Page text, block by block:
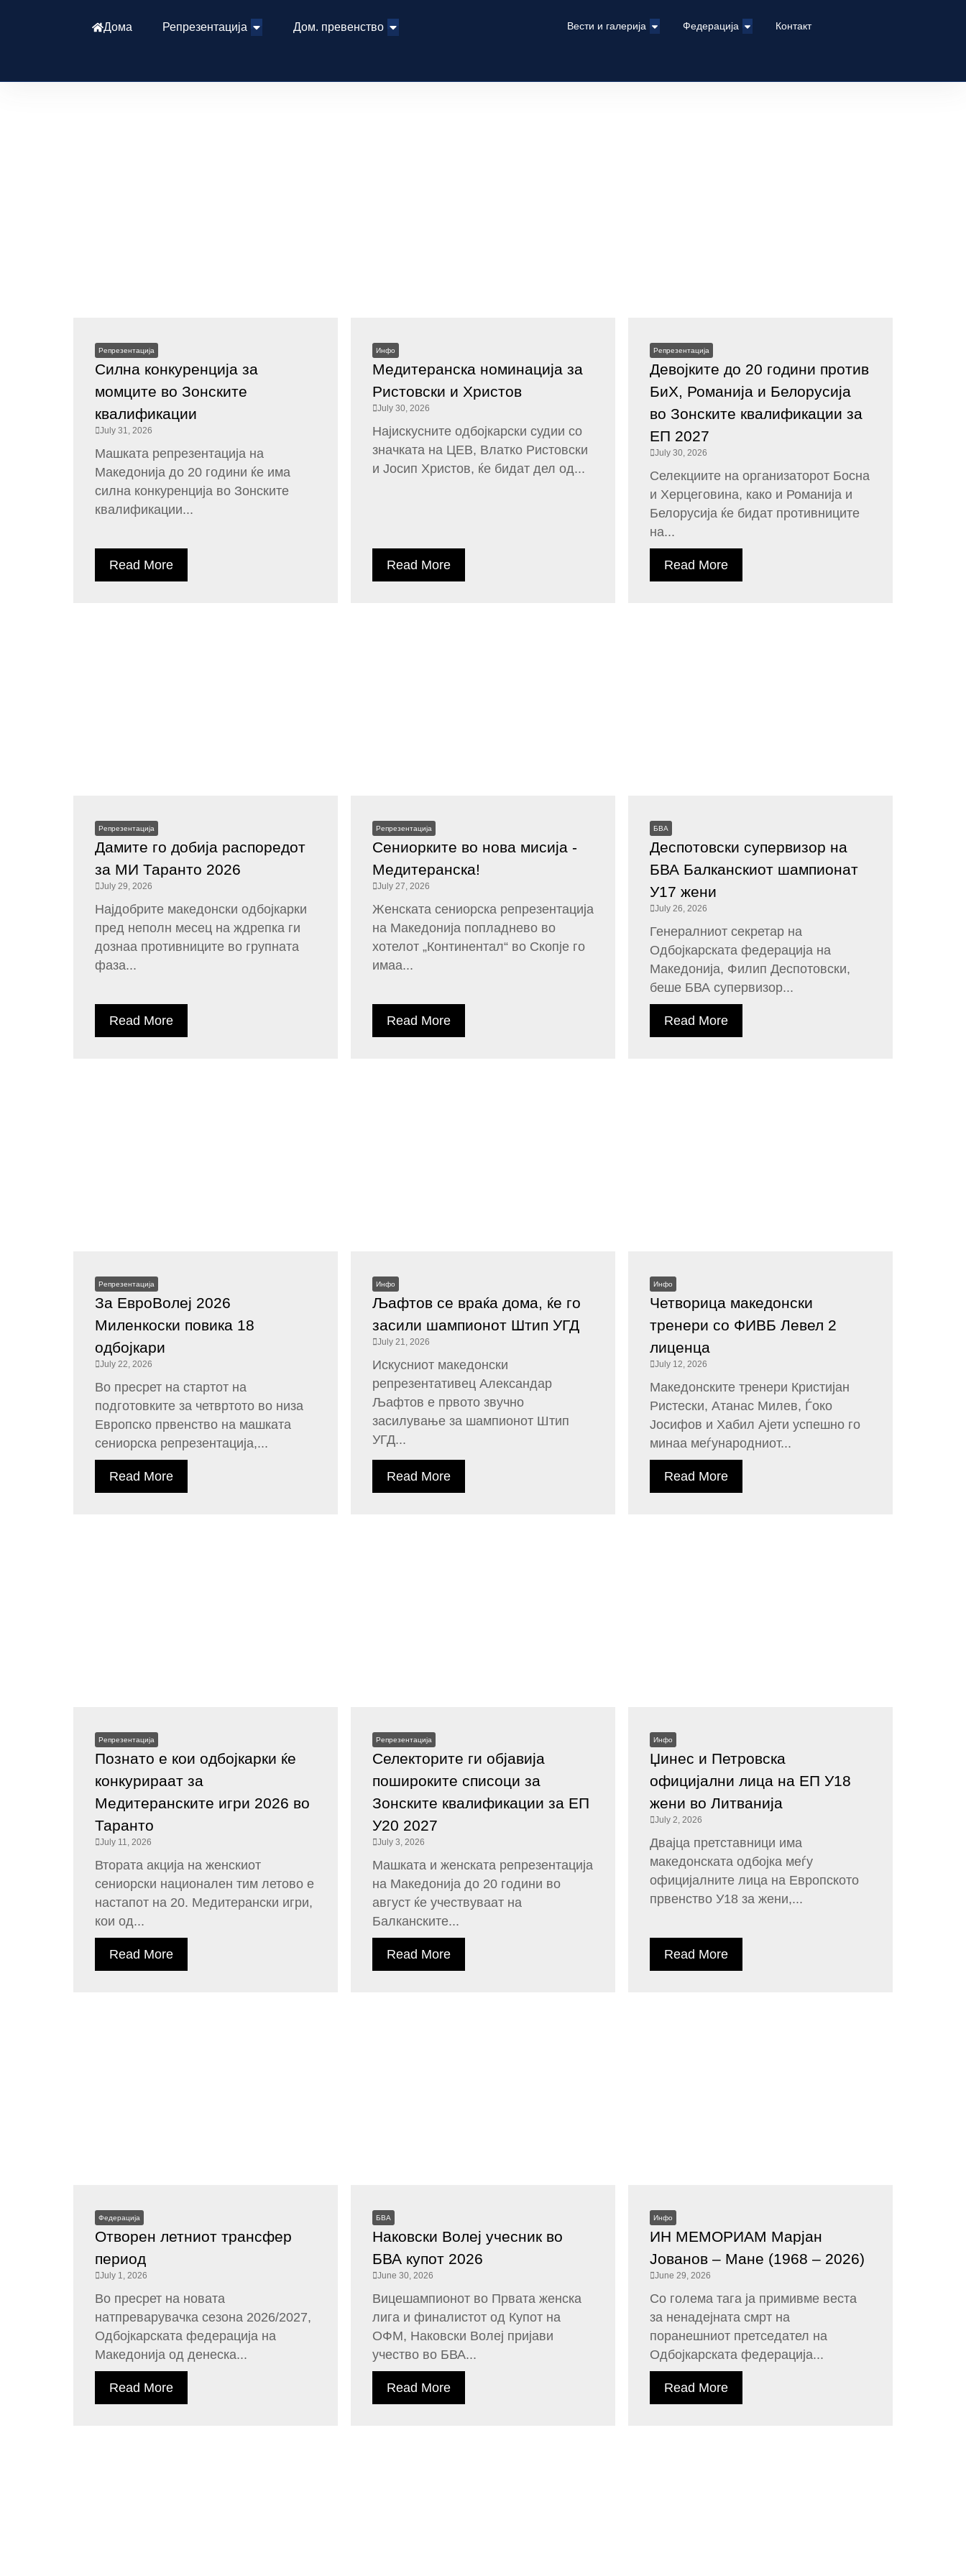
Дома Репрезентација Дом. превенство Вести и галерија Федерација Контакт
Репрезентација
Силна конкуренција за
момците во Зонските
квалификации
July 31, 2026
Машката репрезентација на
Македонија до 20 години ќе има
силна конкуренција во Зонските
квалификации...
Read More
Инфо
Медитеранска номинација за
Ристовски и Христов
July 30, 2026
Најискусните одбојкарски судии со
значката на ЦЕВ, Влатко Ристовски
и Јосип Христов, ќе бидат дел од...
Read More
Репрезентација
Девојките до 20 години против
БиХ, Романија и Белорусија
во Зонските квалификации за
ЕП 2027
July 30, 2026
Селекциите на организаторот Босна
и Херцеговина, како и Романија и
Белорусија ќе бидат противниците
на...
Read More
Репрезентација
Дамите го добија распоредот
за МИ Таранто 2026
July 29, 2026
Најдобрите македонски одбојкарки
пред неполн месец на ждрепка ги
дознаа противниците во групната
фаза...
Read More
Репрезентација
Сениорките во нова мисија -
Медитеранска!
July 27, 2026
Женската сениорска репрезентација
на Македонија попладнево во
хотелот „Континентал“ во Скопје го
имаа...
Read More
БВА
Деспотовски супервизор на
БВА Балканскиот шампионат
У17 жени
July 26, 2026
Генералниот секретар на
Одбојкарската федерација на
Македонија, Филип Деспотовски,
беше БВА супервизор...
Read More
Репрезентација
За ЕвроВолеј 2026
Миленкоски повика 18
одбојкари
July 22, 2026
Во пресрет на стартот на
подготовките за четвртото во низа
Европско првенство на машката
сениорска репрезентација,...
Read More
Инфо
Љафтов се враќа дома, ќе го
засили шампионот Штип УГД
July 21, 2026
Искусниот македонски
репрезентативец Александар
Љафтов е првото звучно
засилување за шампионот Штип
УГД...
Read More
Инфо
Четворица македонски
тренери со ФИВБ Левел 2
лиценца
July 12, 2026
Македонските тренери Кристијан
Ристески, Атанас Милев, Ѓоко
Јосифов и Хабил Ајети успешно го
минаа меѓународниот...
Read More
Репрезентација
Познато е кои одбојкарки ќе
конкурираат за
Медитеранските игри 2026 во
Таранто
July 11, 2026
Втората акција на женскиот
сениорски национален тим летово е
настапот на 20. Медитерански игри,
кои од...
Read More
Репрезентација
Селекторите ги објавија
пошироките списоци за
Зонските квалификации за ЕП
У20 2027
July 3, 2026
Машката и женската репрезентација
на Македонија до 20 години во
август ќе учествуваат на
Балканските...
Read More
Инфо
Џинес и Петровска
официјални лица на ЕП У18
жени во Литванија
July 2, 2026
Двајца претставници има
македонската одбојка меѓу
официјалните лица на Европското
првенство У18 за жени,...
Read More
Федерација
Отворен летниот трансфер
период
July 1, 2026
Во пресрет на новата
натпреварувачка сезона 2026/2027,
Одбојкарската федерација на
Македонија од денеска...
Read More
БВА
Наковски Волеј учесник во
БВА купот 2026
June 30, 2026
Вицешампионот во Првата женска
лига и финалистот од Купот на
ОФМ, Наковски Волеј пријави
учество во БВА...
Read More
Инфо
ИН МЕМОРИАМ Марјан
Јованов – Мане (1968 – 2026)
June 29, 2026
Со голема тага ја примивме веста
за ненадејната смрт на
поранешниот претседател на
Одбојкарската федерација...
Read More